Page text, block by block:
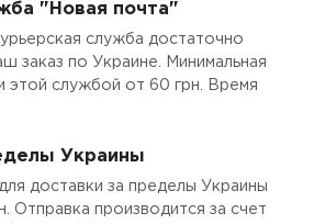
"Новая почта"
служба достаточно
заказ по Украине. Минимальная
этой службой от 60 грн. Время
Украины
доставки за пределы Украины
Отправка производится за счет